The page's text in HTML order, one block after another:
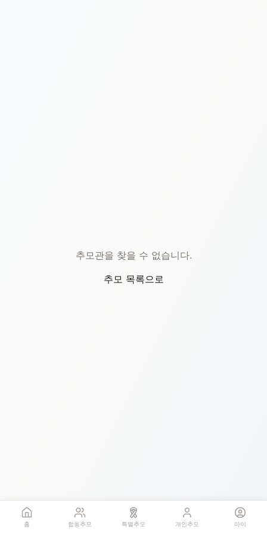
홈 합동추모 특별추모 개인추모 마이
추모관을 찾을 수 없습니다.
추모 목록으로